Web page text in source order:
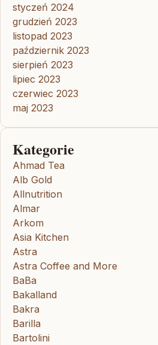
styczeń 2024
grudzień 2023
listopad 2023
październik 2023
sierpień 2023
lipiec 2023
czerwiec 2023
maj 2023
Kategorie
Ahmad Tea
Alb Gold
Allnutrition
Almar
Arkom
Asia Kitchen
Astra
Astra Coffee and More
BaBa
Bakalland
Bakra
Barilla
Bartolini